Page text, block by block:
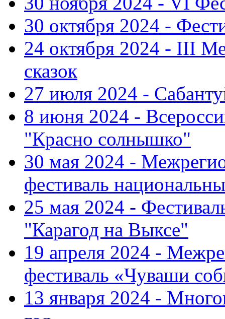
30 октября 2024 -
24 октября 2024 - III
сказок
27 июля 2024 -
8 июня 2024 -
"Красно солнышко"
30 мая 2024 -
фестиваль
25 мая 2024 -
"Карагод на Выксе"
19 апреля 2024 -
фестиваль «Чуваши
13 января 2024 -